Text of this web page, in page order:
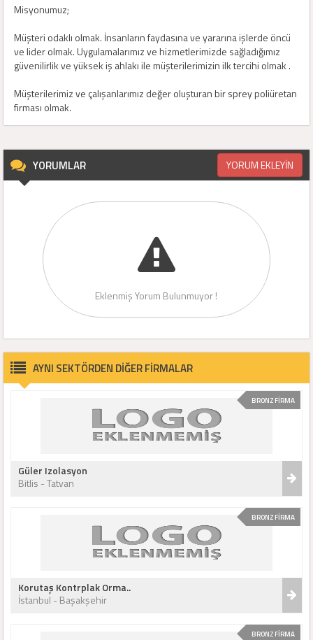
Misyonumuz;
Müşteri odaklı olmak. İnsanların faydasına ve yararına işlerde öncü
ve lider olmak. Uygulamalarımız ve hizmetlerimizde sağladığımız
güvenilirlik ve yüksek iş ahlakı ile müşterilerimizin ilk tercihi olmak .
Müşterilerimiz ve çalışanlarımız değer oluşturan bir sprey poliüretan
firması olmak.
YORUMLAR YORUM EKLEYİN
Eklenmiş Yorum Bulunmuyor !
AYNI SEKTÖRDEN DİĞER FİRMALAR
BRONZ FİRMA
Güler Izolasyon
Bitlis - Tatvan
BRONZ FİRMA
Korutaş Kontrplak Orma..
İstanbul - Başakşehir
BRONZ FİRMA